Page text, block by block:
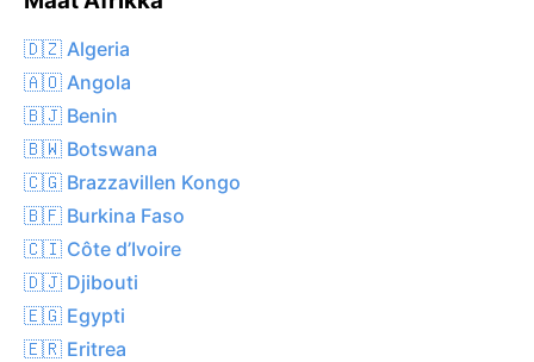
🇩🇿 Algeria
🇦🇴 Angola
🇧🇯 Benin
🇧🇼 Botswana
🇨🇬 Brazzavillen Kongo
🇧🇫 Burkina Faso
🇨🇮 Côte d’Ivoire
🇩🇯 Djibouti
🇪🇬 Egypti
🇪🇷 Eritrea